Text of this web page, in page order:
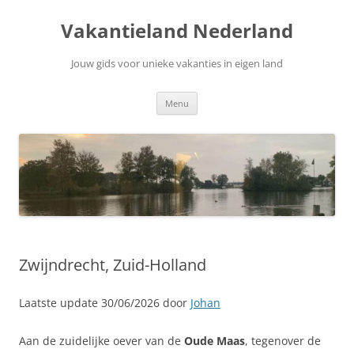
Vakantieland Nederland
Jouw gids voor unieke vakanties in eigen land
Menu
Zwijndrecht, Zuid-Holland
Laatste update 30/06/2026 door Johan
Aan de zuidelijke oever van de Oude Maas, tegenover de